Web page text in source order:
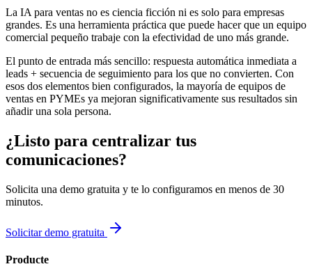
La IA para ventas no es ciencia ficción ni es solo para empresas
grandes. Es una herramienta práctica que puede hacer que un equipo
comercial pequeño trabaje con la efectividad de uno más grande.
El punto de entrada más sencillo: respuesta automática inmediata a
leads + secuencia de seguimiento para los que no convierten. Con
esos dos elementos bien configurados, la mayoría de equipos de
ventas en PYMEs ya mejoran significativamente sus resultados sin
añadir una sola persona.
¿Listo para centralizar tus
comunicaciones?
Solicita una demo gratuita y te lo configuramos en menos de 30
minutos.
Solicitar demo gratuita
Producte